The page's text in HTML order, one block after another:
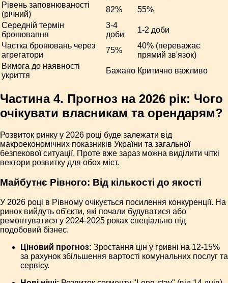
Рівень заповнюваності
(річний)
82%
55%
Середній термін
бронювання
3-4
доби
1-2 доби
Частка бронювань через
агрегатори
75%
40% (переважає
прямий зв'язок)
Вимога до наявності
укриття
Бажано Критично важливо
Частина 4. Прогноз на 2026 рік: Чого
очікувати власникам та орендарям?
Розвиток ринку у 2026 році буде залежати від
макроекономічних показників України та загальної
безпекової ситуації. Проте вже зараз можна виділити чіткі
вектори розвитку для обох міст.
Майбутнє Рівного: Від кількості до якості
У 2026 році в Рівному очікується посилення конкуренції. На
ринок вийдуть об'єкти, які почали будуватися або
ремонтуватися у 2024-2025 роках спеціально під
подобовий бізнес.
Ціновий прогноз: Зростання цін у гривні на 12-15%
за рахунок збільшення вартості комунальних послуг та
сервісу.